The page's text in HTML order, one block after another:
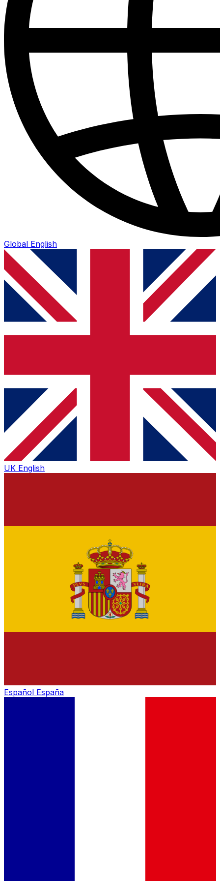
Global English
UK English
Español España